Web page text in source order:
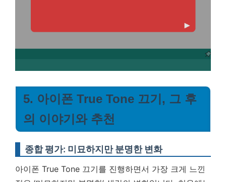
5. 아이폰 True Tone 끄기, 그 후
의 이야기와 추천
종합 평가: 미묘하지만 분명한 변화
아이폰 True Tone 끄기를 진행하면서 가장 크게 느낀